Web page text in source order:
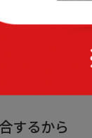
万円高くなり
影響し、広
から外され
するから